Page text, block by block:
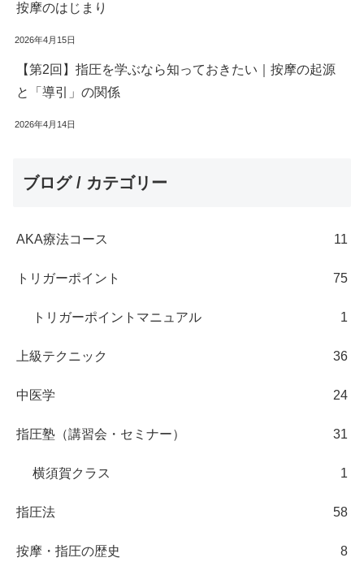
按摩のはじまり
2026年4月15日
【第2回】指圧を学ぶなら知っておきたい｜按摩の起源
と「導引」の関係
2026年4月14日
ブログ / カテゴリー
AKA療法コース 11
トリガーポイント 75
トリガーポイントマニュアル 1
上級テクニック 36
中医学 24
指圧塾（講習会・セミナー） 31
横須賀クラス 1
指圧法 58
按摩・指圧の歴史 8